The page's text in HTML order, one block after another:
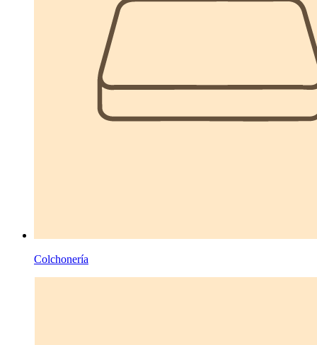
Colchonería